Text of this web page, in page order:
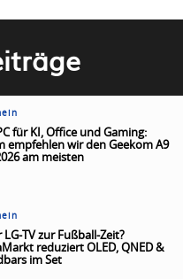
für KI, Office und Gaming:
empfehlen wir den Geekom A9
am meisten
LG-TV zur Fußball-Zeit?
reduziert OLED, QNED &
im Set